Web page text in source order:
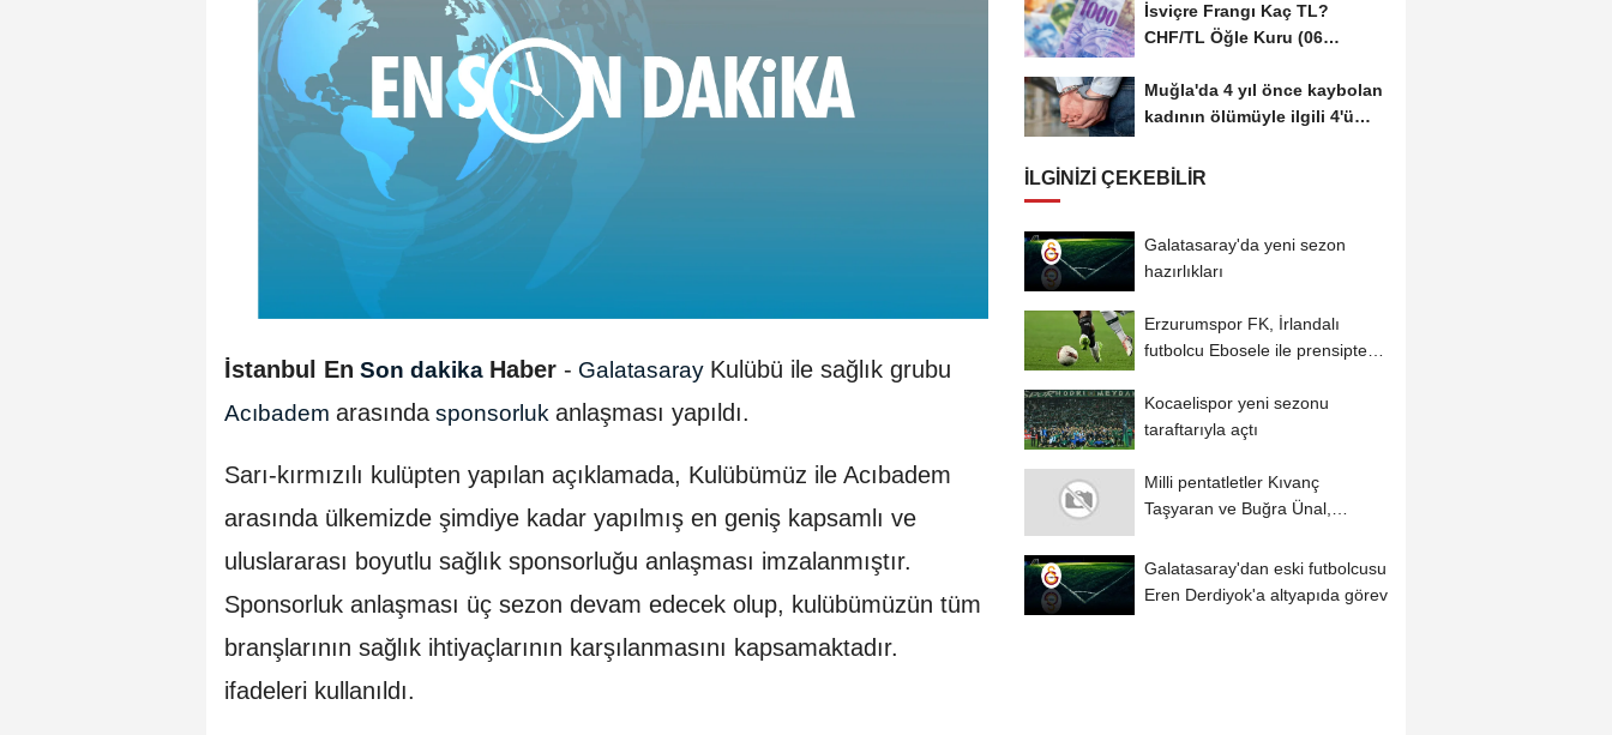
İstanbul En Son dakika Haber - Galatasaray Kulübü ile sağlık grubu
Acıbadem arasındasponsorluk anlaşması yapıldı.
Sarı-kırmızılı kulüpten yapılan açıklamada, Kulübümüz ile Acıbadem
arasında ülkemizde şimdiye kadar yapılmış en geniş kapsamlı ve
uluslararası boyutlu sağlık sponsorluğu anlaşması imzalanmıştır.
Sponsorluk anlaşması üç sezon devam edecek olup, kulübümüzün tüm
branşlarının sağlık ihtiyaçlarının karşılanmasını kapsamaktadır.
ifadeleri kullanıldı.
İsviçre Frangı Kaç TL?
CHF/TL Öğle Kuru (06
Muğla'da 4 yıl önce kaybolan
kadının ölümüyle ilgili 4'ü
İLGINIZI ÇEKEBILIR
Galatasaray'da yeni sezon
hazırlıkları
Erzurumspor FK, İrlandalı
futbolcu Ebosele ile prensipte
Kocaelispor yeni sezonu
taraftarıyla açtı
Milli pentatletler Kıvanç
Taşyaran ve Buğra Ünal,
Galatasaray'dan eski futbolcusu
Eren Derdiyok'a altyapıda görev